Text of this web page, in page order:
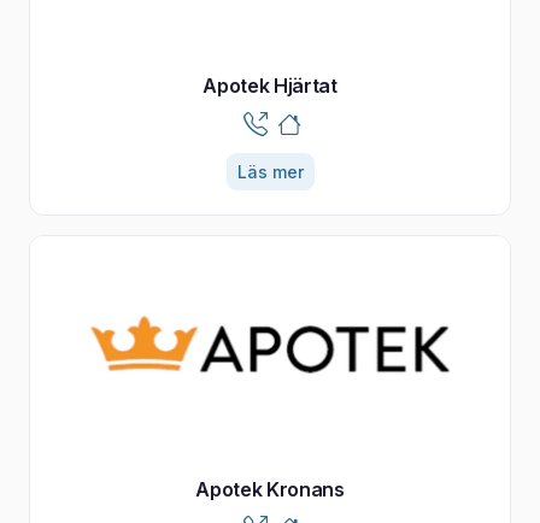
Apotek Hjärtat
Läs mer
Apotek Kronans